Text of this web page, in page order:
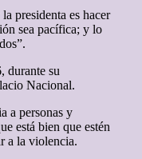
presidenta es hacer
sea pacífica; y lo
durante su
Nacional.
a personas y
está bien que estén
a la violencia.